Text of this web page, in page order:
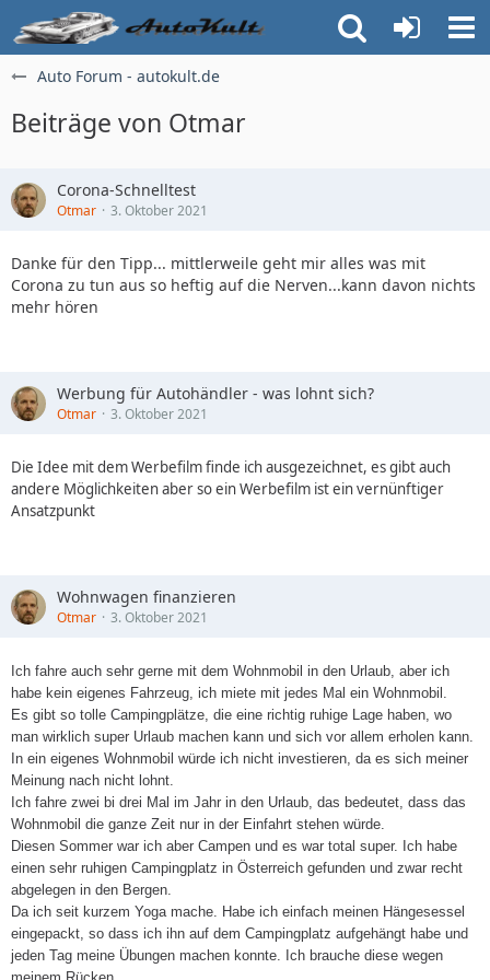
Auto Forum - autokult.de
Beiträge von Otmar
Corona-Schnelltest
Otmar 3. Oktober 2021
Danke für den Tipp... mittlerweile geht mir alles was mit
Corona zu tun aus so heftig auf die Nerven...kann davon nichts
mehr hören
Werbung für Autohändler - was lohnt sich?
Otmar 3. Oktober 2021
Die Idee mit dem Werbefilm finde ich ausgezeichnet, es gibt auch
andere Möglichkeiten aber so ein Werbefilm ist ein vernünftiger
Ansatzpunkt
Wohnwagen finanzieren
Otmar 3. Oktober 2021
Ich fahre auch sehr gerne mit dem Wohnmobil in den Urlaub, aber ich
habe kein eigenes Fahrzeug, ich miete mit jedes Mal ein Wohnmobil.
Es gibt so tolle Campingplätze, die eine richtig ruhige Lage haben, wo
man wirklich super Urlaub machen kann und sich vor allem erholen kann.
In ein eigenes Wohnmobil würde ich nicht investieren, da es sich meiner
Meinung nach nicht lohnt.
Ich fahre zwei bi drei Mal im Jahr in den Urlaub, das bedeutet, dass das
Wohnmobil die ganze Zeit nur in der Einfahrt stehen würde.
Diesen Sommer war ich aber Campen und es war total super. Ich habe
einen sehr ruhigen Campingplatz in Österreich gefunden und zwar recht
abgelegen in den Bergen.
Da ich seit kurzem Yoga mache. Habe ich einfach meinen Hängesessel
eingepackt, so dass ich ihn auf dem Campingplatz aufgehängt habe und
jeden Tag meine Übungen machen konnte. Ich brauche diese wegen